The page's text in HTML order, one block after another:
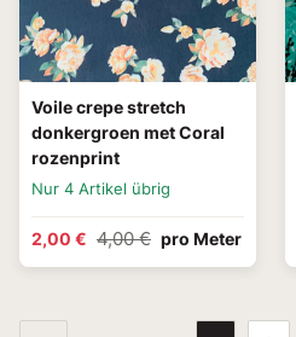
Voile crepe stretch
donkergroen met Coral
rozenprint
Nur 4 Artikel übrig
2,00 € 4,00 € pro Meter